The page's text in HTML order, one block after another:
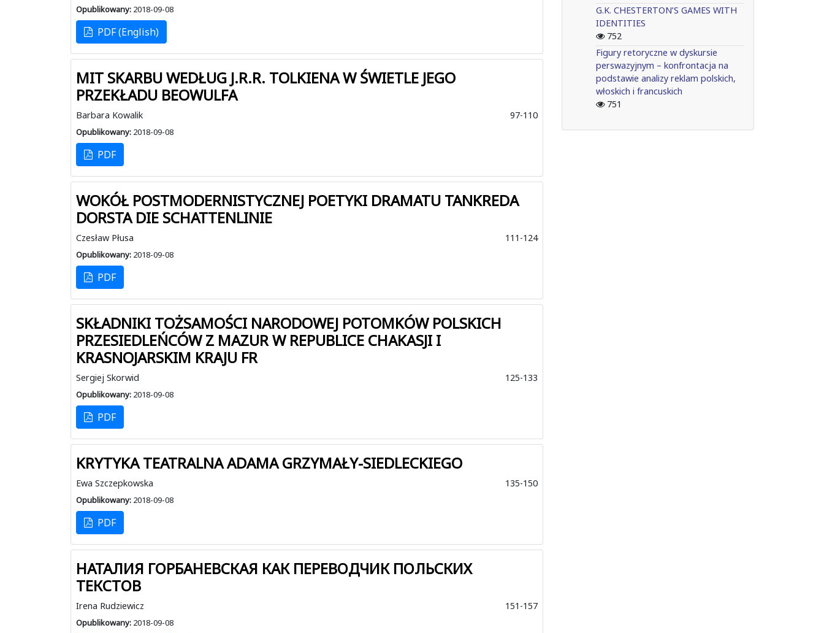
Opublikowany:2018-09-08
PDF (English)
MIT SKARBU WEDŁUG J.R.R. TOLKIENA W ŚWIETLE JEGO
PRZEKŁADU BEOWULFA
Barbara Kowalik 97-110
Opublikowany:2018-09-08
PDF
WOKÓŁ POSTMODERNISTYCZNEJ POETYKI DRAMATU TANKREDA
DORSTA DIE SCHATTENLINIE
Czesław Płusa 111-124
Opublikowany:2018-09-08
PDF
SKŁADNIKI TOŻSAMOŚCI NARODOWEJ POTOMKÓW POLSKICH
PRZESIEDLEŃCÓW Z MAZUR W REPUBLICE CHAKASJI I
KRASNOJARSKIM KRAJU FR
Sergiej Skorwid 125-133
Opublikowany:2018-09-08
PDF
KRYTYKA TEATRALNA ADAMA GRZYMAŁY-SIEDLECKIEGO
Ewa Szczepkowska 135-150
Opublikowany:2018-09-08
PDF
НАТАЛИЯ ГОРБАНЕВСКАЯ КАК ПЕРЕВОДЧИК ПОЛЬСКИХ
ТЕКСТОВ
Irena Rudziewicz 151-157
Opublikowany:2018-09-08
G.K. CHESTERTON’S GAMES WITH
IDENTITIES
752
Figury retoryczne w dyskursie
perswazyjnym – konfrontacja na
podstawie analizy reklam polskich,
włoskich i francuskich
751